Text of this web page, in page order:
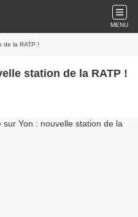
MENU
de la RATP !
station de la RATP !